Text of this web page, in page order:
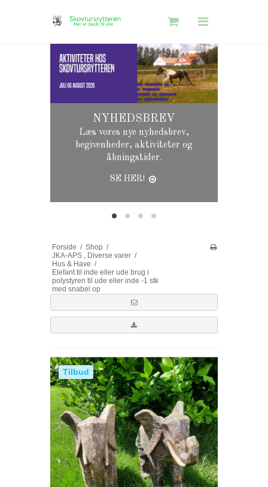
Skovtursrytteren
Opret bruger
NYHEDSBREV
Læs vores nye nyhedsbrev,
begivenheder, aktiviteter og
åbningstider.
SE HER!
Forside / Shop /
JKA-APS , Diverse varer /
Hus & Have /
Elefant til inde eller ude brug i
polystyren til ude eller inde -1 stk
med snabel op
Tilbud